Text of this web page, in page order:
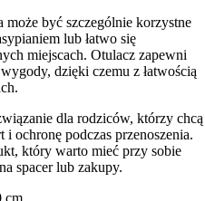
może być szczególnie korzystne
lub łatwo się
miejscach. Otulacz zapewni
dzięki czemu z łatwością
dla rodziców, którzy chcą
ochronę podczas przenoszenia.
który warto mieć przy sobie
spacer lub zakupy.
cm